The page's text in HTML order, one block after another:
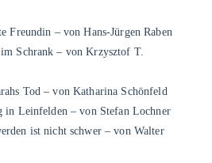
Freundin – von Hans-Jürgen Raben
Schrank – von Krzysztof T.
Tod – von Katharina Schönfeld
in Leinfelden – von Stefan Lochner
ist nicht schwer – von Walter